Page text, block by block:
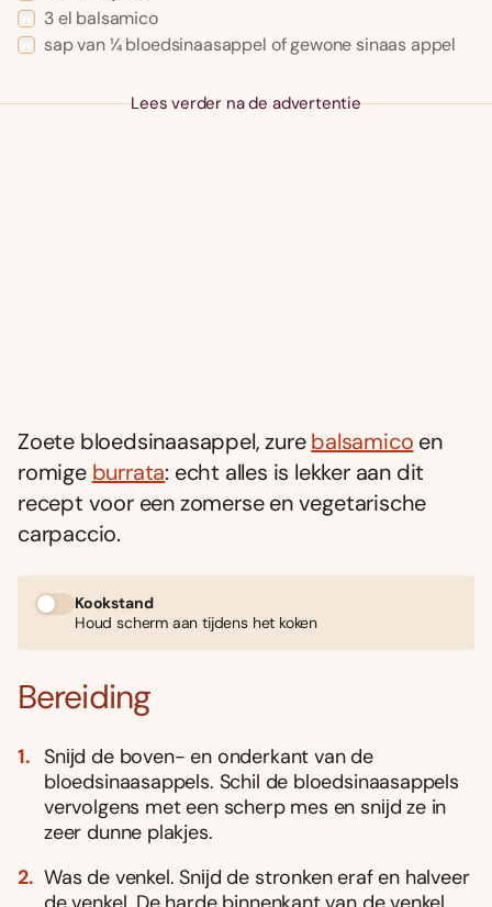
3 el balsamico
sap van ¼ bloedsinaasappel of gewone sinaas appel
Lees verder na de advertentie
Zoete bloedsinaasappel, zurebalsamico en
romige burrata: echt alles is lekker aan dit
recept voor een zomerse en vegetarische
carpaccio.
Kookstand
Houd scherm aan tijdens het koken
Bereiding
Snĳd de boven- en onderkant van de
bloedsinaasappels. Schil de bloedsinaasappels
vervolgens met een scherp mes en snĳd ze in
zeer dunne plakjes.
Was de venkel. Snĳd de stronken eraf en halveer